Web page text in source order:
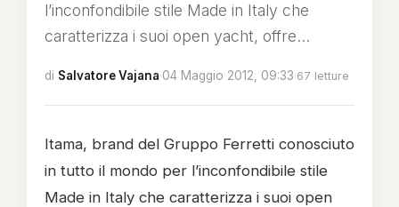
l’inconfondibile stile Made in Italy che
caratterizza i suoi open yacht, offre...
di Salvatore Vajana·04 Maggio 2012, 09:33·67 letture
Itama, brand del Gruppo Ferretti conosciuto
in tutto il mondo per l’inconfondibile stile
Made in Italy che caratterizza i suoi open